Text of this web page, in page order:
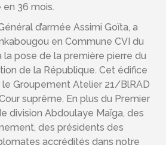
36 mois.
d’armée Assimi Goïta, a
en Commune CVI du
la pose de la première pierre du
de la République. Cet édifice
le Groupement Atelier 21/BlRAD
suprême. En plus du Premier
division Abdoulaye Maïga, des
des présidents des
accrédités dans notre